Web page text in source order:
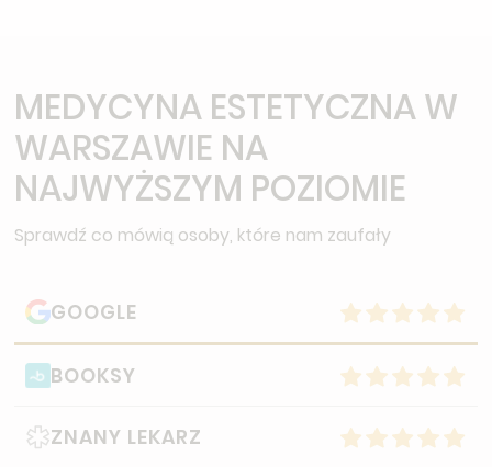
MEDYCYNA ESTETYCZNA W
WARSZAWIE NA
NAJWYŻSZYM POZIOMIE
Sprawdź co mówią osoby, które nam zaufały
GOOGLE
BOOKSY
ZNANY LEKARZ